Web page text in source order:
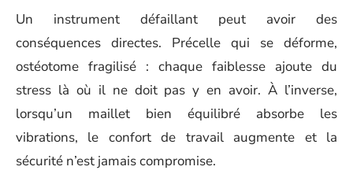
Un instrument défaillant peut avoir des
conséquences directes. Précelle qui se déforme,
ostéotome fragilisé : chaque faiblesse ajoute du
stress là où il ne doit pas y en avoir. À l’inverse,
lorsqu’un maillet bien équilibré absorbe les
vibrations, le confort de travail augmente et la
sécurité n’est jamais compromise.